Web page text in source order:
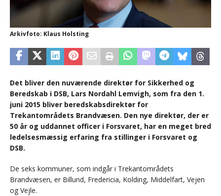
Arkivfoto: Klaus Holsting
Det bliver den nuværende direktør for Sikkerhed og
Beredskab i DSB, Lars Nordahl Lemvigh, som fra den 1.
juni 2015 bliver beredskabsdirektør for
Trekantområdets Brandvæsen. Den nye direktør, der er
50 år og uddannet officer i Forsvaret, har en meget bred
ledelsesmæssig erfaring fra stillinger i Forsvaret og
DSB.
De seks kommuner, som indgår i Trekantområdets
Brandvæsen, er Billund, Fredericia, Kolding, Middelfart, Vejen
og Vejle.